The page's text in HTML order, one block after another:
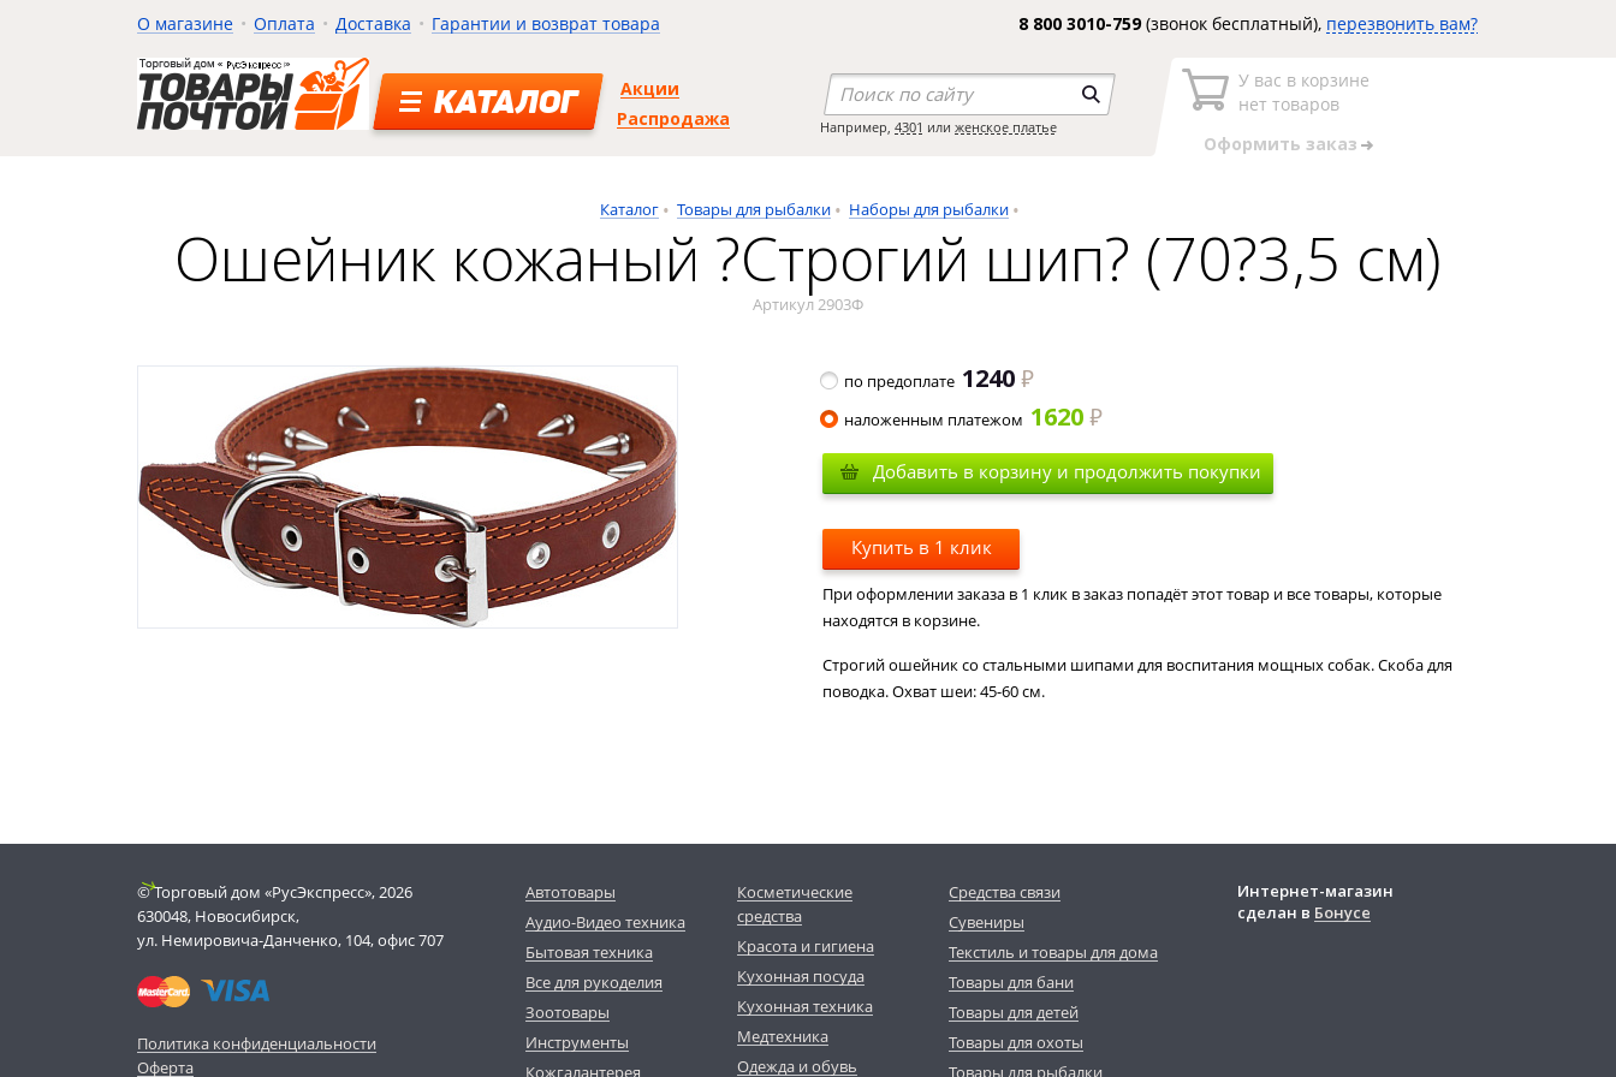
О магазине Оплата Доставка Гарантии и возврат товара 8 800 3010-759(звонок бесплатный), перезвонить вам?
КАТАЛОГ
Акции
Распродажа
Например, 4301 или женское платье
У вас в корзине
нет товаров
Оформить заказ
Каталог Товары для рыбалки Наборы для рыбалки
Ошейник кожаный ?Строгий шип? (70?3,5 см)
Артикул 2903Ф
по предоплате 1240
наложенным платежом 1620
Добавить в корзину и продолжить покупки
Купить в 1 клик
При оформлении заказа в 1 клик в заказ попадёт этот товар и все товары, которые
находятся в корзине.
Строгий ошейник со стальными шипами для воспитания мощных собак. Скоба для
поводка. Охват шеи: 45-60 см.
© Торговый дом «РусЭкспресс», 2026
630048, Новосибирск,
ул. Немировича-Данченко, 104, офис 707
Политика конфиденциальности
Оферта
Автотовары
Аудио-Видео техника
Бытовая техника
Все для рукоделия
Зоотовары
Инструменты
Кожгалантерея
Косметические
средства
Красота и гигиена
Кухонная посуда
Кухонная техника
Медтехника
Одежда и обувь
Средства связи
Сувениры
Текстиль и товары для дома
Товары для бани
Товары для детей
Товары для охоты
Товары для рыбалки
Интернет-магазин
сделан в Бонусе